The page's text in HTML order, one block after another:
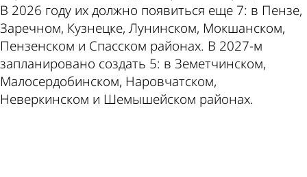
В 2026 году их должно появиться еще 7: в Пензе,
Заречном, Кузнецке, Лунинском, Мокшанском,
Пензенском и Спасском районах. В 2027-м
запланировано создать 5: в Земетчинском,
Малосердобинском, Наровчатском,
Неверкинском и Шемышейском районах.